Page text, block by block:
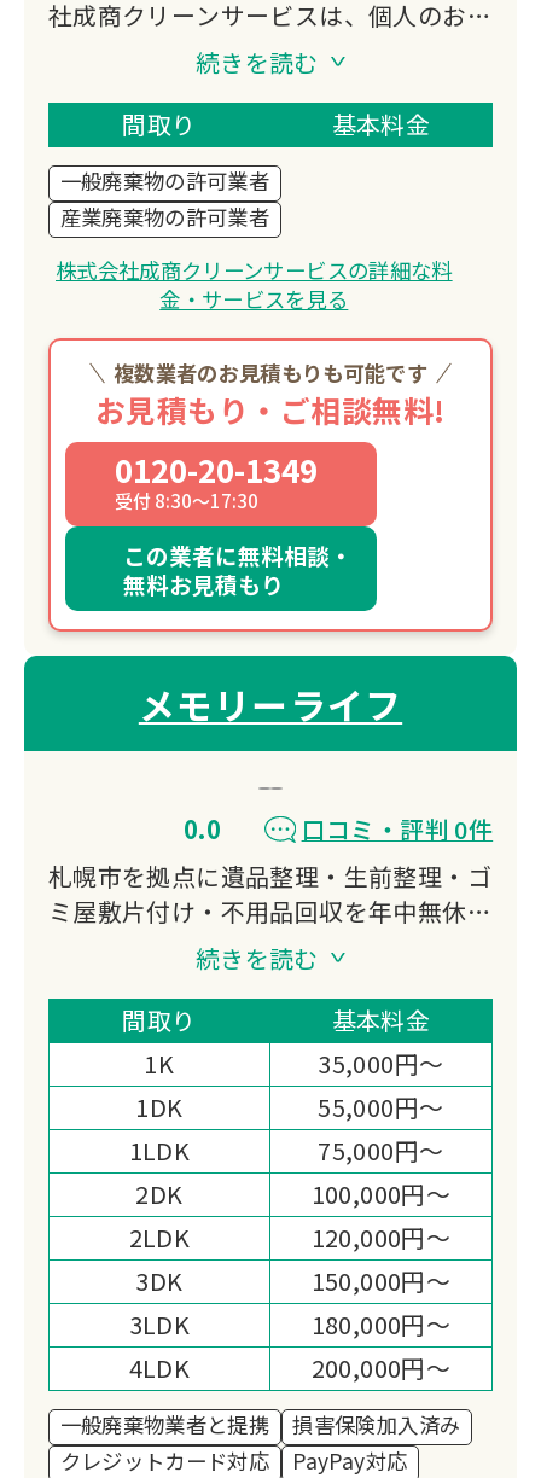
社成商クリーンサービスは、個人のお客
様の粗大ゴミ・引っ越しゴミ・遺品整理
から、法人のお客様の産業廃棄物まで幅
広く対応。昭和45年創業の成田商店か
ら続く豊富な経験と、エコアクション
21認証取得による適正処理で地域の環
境保全に貢献しています。
続きを読む
間取り
基本料金
一般廃棄物の許可業者
産業廃棄物の許可業者
株式会社成商クリーンサービスの詳細な料
金・サービスを見る
複数業者のお見積もりも可能です
お見積もり・ご相談無料!
0120-20-1349
受付 8:30～17:30
この業者に無料相談・
無料お見積もり
メモリーライフ
0.0
口コミ・評判 0件
札幌市を拠点に遺品整理・生前整理・ゴ
ミ屋敷片付け・不用品回収を年中無休で
対応。3,000件超の豊富な実績を持ち、
ほとんどの案件を作業当日1日で完了。
見積もり対応や買取による費用削減、独
自の消臭技術まで、お客様の状況に寄り
添った柔軟なサービスを提供していま
す。
続きを読む
間取り
基本料金
1K
35,000円～
1DK
55,000円～
1LDK
75,000円～
2DK
100,000円～
2LDK
120,000円～
3DK
150,000円～
3LDK
180,000円～
4LDK
200,000円～
一般廃棄物業者と提携
損害保険加入済み
クレジットカード対応
PayPay対応